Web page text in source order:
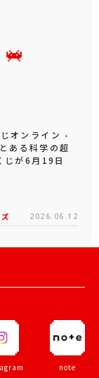
オンライン -
ある科学の超
じが6月19日
2026.06.12
note